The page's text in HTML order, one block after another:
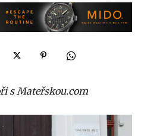
s Mateřskou.com